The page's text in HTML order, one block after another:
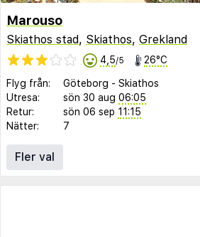
Marouso
Skiathos stad, Skiathos, Grekland
4,5/5 26°C
Flyg från: Göteborg - Skiathos
Utresa:
sön 30 aug 06:05
Retur:
sön 06 sep 11:15
Nätter:
7
Fler val